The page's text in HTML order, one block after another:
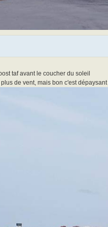
taf avant le coucher du soleil
de vent, mais bon c'est